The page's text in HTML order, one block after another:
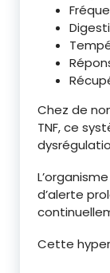
Chez de
TNF, ce
d’alerte
Cette